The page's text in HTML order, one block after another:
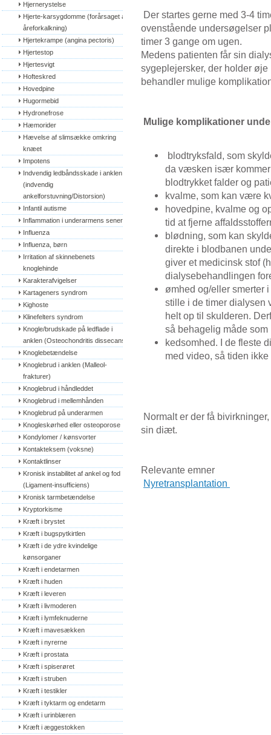
Hjernerystelse
Hjerte-karsygdomme (forårsaget af
åreforkalkning)
Hjertekrampe (angina pectoris)
Hjertestop
Hjertesvigt
Hofteskred
Hovedpine
Hugormebid
Hydronefrose
Hæmorider
Hævelse af slimsække omkring
knæet
Impotens
Indvendig ledbåndsskade i anklen
(indvendig
ankelforstuvning/Distorsion)
Infantil autisme
Inflammation i underarmens sener
Influenza
Influenza, børn
Irritation af skinnebenets
knoglehinde
Karakterafvigelser
Kartageners syndrom
Kighoste
Klinefelters syndrom
Knogle/brudskade på ledflade i
anklen (Osteochondritis dissecans)
Knoglebetændelse
Knoglebrud i anklen (Malleol-
frakturer)
Knoglebrud i håndleddet
Knoglebrud i mellemhånden
Knoglebrud på underarmen
Knogleskørhed eller osteoporose
Kondylomer / kønsvorter
Kontakteksem (voksne)
Kontaktlinser
Kronisk instabilitet af ankel og fod
(Ligament-insufficiens)
Kronisk tarmbetændelse
Kryptorkisme
Kræft i brystet
Kræft i bugspytkirtlen
Kræft i de ydre kvindelige
kønsorganer
Kræft i endetarmen
Kræft i huden
Kræft i leveren
Kræft i livmoderen
Kræft i lymfeknuderne
Kræft i mavesækken
Kræft i nyrerne
Kræft i prostata
Kræft i spiserøret
Kræft i struben
Kræft i testikler
Kræft i tyktarm og endetarm
Kræft i urinblæren
Kræft i æggestokken
Der startes gerne med 3-4
ovenstående undersøgelser
timer 3 gange om ugen.
Medens patienten får sin
sygeplejersker, der holder
behandler mulige
Mulige komplikationer
blodtryksfald, som
da væsken især kommer
blodtrykket falder og
kvalme, som kan være
hovedpine, kvalme og
tid at fjerne
blødning, som kan
direkte i blodbanen
giver et medicinsk stof
dialysebehandlingen
ømhed og/eller smerter
stille i de timer dialysen
helt op til skulderen.
så behagelig måde som
kedsomhed. I de fleste
med video, så tiden
Normalt er der få
sin diæt.
Relevante emner
Nyretransplantation